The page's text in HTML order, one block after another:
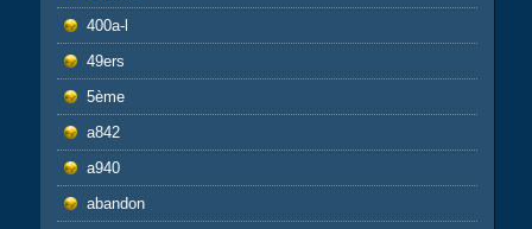
400a-l
49ers
5ème
a842
a940
abandon